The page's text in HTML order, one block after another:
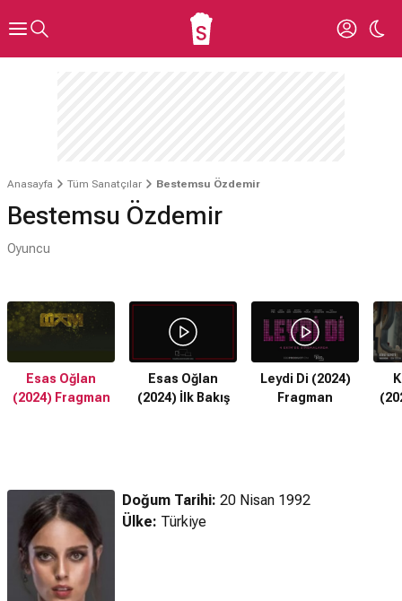
Anasayfa Tüm Sanatçılar Bestemsu Özdemir
Bestemsu Özdemir
Oyuncu
Esas Oğlan
(2024) Fragman
Esas Oğlan
(2024) İlk Bakış
Leydi Di (2024)
Fragman
Doğum Tarihi: 20 Nisan 1992
Ülke: Türkiye